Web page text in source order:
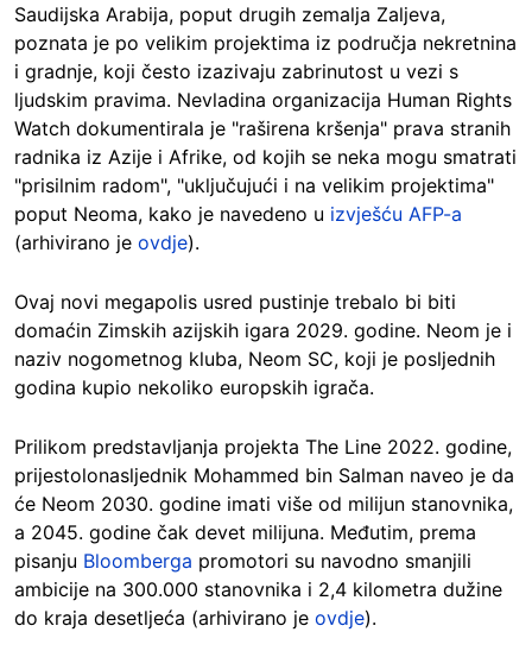
Saudijska Arabija, poput drugih zemalja Zaljeva,
poznata je po velikim projektima iz područja nekretnina
i gradnje, koji često izazivaju zabrinutost u vezi s
ljudskim pravima. Nevladina organizacija Human Rights
Watch dokumentirala je "raširena kršenja" prava stranih
radnika iz Azije i Afrike, od kojih se neka mogu smatrati
"prisilnim radom", "uključujući i na velikim projektima"
poput Neoma, kako je navedeno u izvješću AFP-a
(arhivirano je ovdje).
Ovaj novi megapolis usred pustinje trebalo bi biti
domaćin Zimskih azijskih igara 2029. godine. Neom je i
naziv nogometnog kluba, Neom SC, koji je posljednih
godina kupio nekoliko europskih igrača.
Prilikom predstavljanja projekta The Line 2022. godine,
prijestolonasljednik Mohammed bin Salman naveo je da
će Neom 2030. godine imati više od milijun stanovnika,
a 2045. godine čak devet milijuna. Međutim, prema
pisanju Bloomberga promotori su navodno smanjili
ambicije na 300.000 stanovnika i 2,4 kilometra dužine
do kraja desetljeća (arhivirano je ovdje).